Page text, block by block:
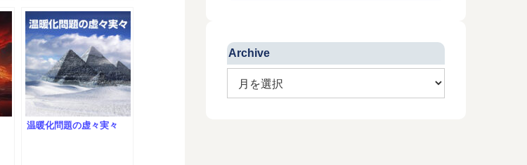
温暖化問題の虚々実々
Archive